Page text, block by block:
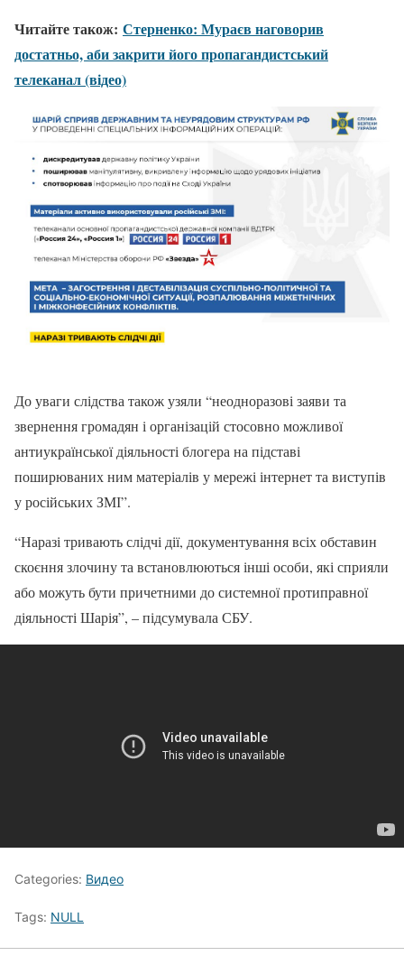
Читайте також: Стерненко: Мураєв наговорив
достатньо, аби закрити його пропагандистський
телеканал (відео)
До уваги слідства також узяли “неодноразові заяви та
звернення громадян і організацій стосовно можливої
антиукраїнської діяльності блогера на підставі
поширюваних ним матеріалів у мережі інтернет та виступів
у російських ЗМІ”.
“Наразі тривають слідчі дії, документування всіх обставин
скоєння злочину та встановлюються інші особи, які сприяли
або можуть бути причетними до системної протиправної
діяльності Шарія”, – підсумувала СБУ.
Categories: Видео
Tags: NULL